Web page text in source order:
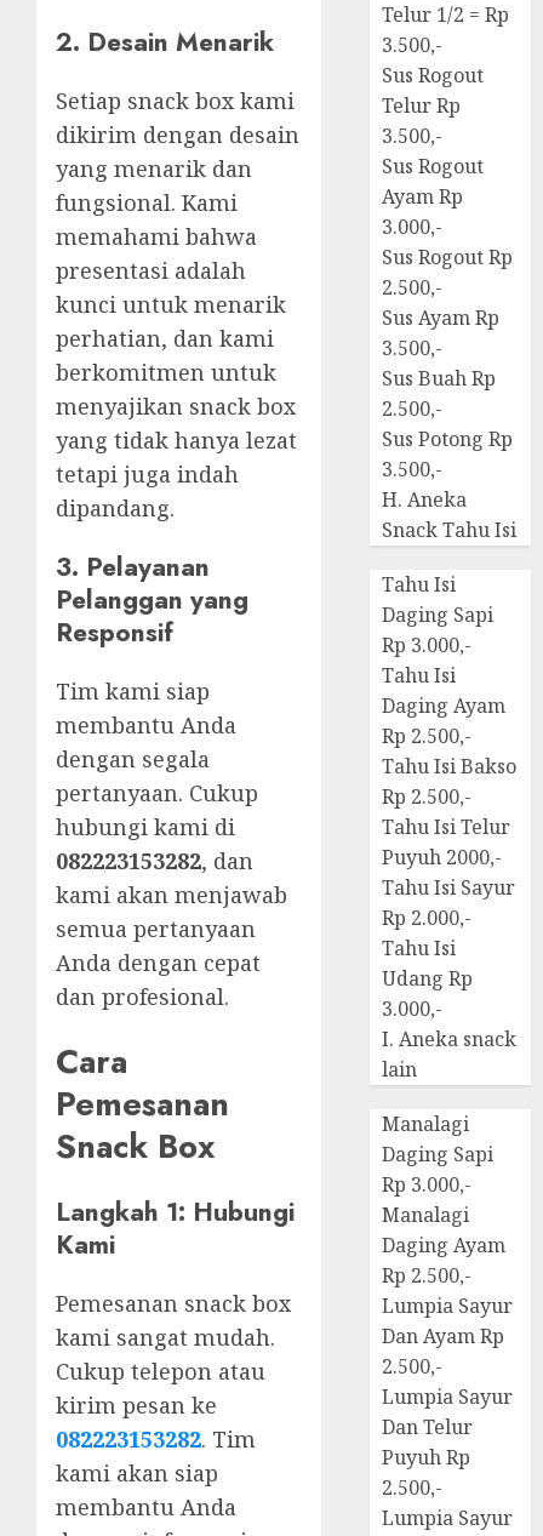
2. Desain Menarik
Setiap snack box kami
dikirim dengan desain
yang menarik dan
fungsional. Kami
memahami bahwa
presentasi adalah
kunci untuk menarik
perhatian, dan kami
berkomitmen untuk
menyajikan snack box
yang tidak hanya lezat
tetapi juga indah
dipandang.
3. Pelayanan
Pelanggan yang
Responsif
Tim kami siap
membantu Anda
dengan segala
pertanyaan. Cukup
hubungi kami di
082223153282, dan
kami akan menjawab
semua pertanyaan
Anda dengan cepat
dan profesional.
Cara
Pemesanan
Snack Box
Langkah 1: Hubungi
Kami
Pemesanan snack box
kami sangat mudah.
Cukup telepon atau
kirim pesan ke
082223153282. Tim
kami akan siap
membantu Anda
Telur 1/2 = Rp
3.500,-
Sus Rogout
Telur Rp
3.500,-
Sus Rogout
Ayam Rp
3.000,-
Sus Rogout Rp
2.500,-
Sus Ayam Rp
3.500,-
Sus Buah Rp
2.500,-
Sus Potong Rp
3.500,-
H. Aneka
Snack Tahu Isi
Tahu Isi
Daging Sapi
Rp 3.000,-
Tahu Isi
Daging Ayam
Rp 2.500,-
Tahu Isi Bakso
Rp 2.500,-
Tahu Isi Telur
Puyuh 2000,-
Tahu Isi Sayur
Rp 2.000,-
Tahu Isi
Udang Rp
3.000,-
I. Aneka snack
lain
Manalagi
Daging Sapi
Rp 3.000,-
Manalagi
Daging Ayam
Rp 2.500,-
Lumpia Sayur
Dan Ayam Rp
2.500,-
Lumpia Sayur
Dan Telur
Puyuh Rp
2.500,-
Lumpia Sayur